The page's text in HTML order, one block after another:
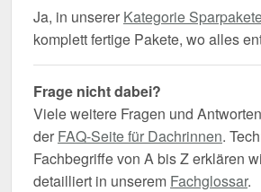
Ja, in unserer Kategorie
komplett fertige Pakete, wo alles
Frage nicht dabei?
Viele weitere Fragen und
der FAQ-Seite für Dachrinnen.
Fachbegriffe von A bis Z erklären
detailliert in unserem Fachglossar.